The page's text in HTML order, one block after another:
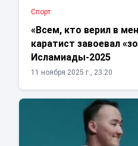
Спорт
«Всем, кто верил в
каратист завоевал
Исламиады-2025
11 ноября 2025 г., 23:20